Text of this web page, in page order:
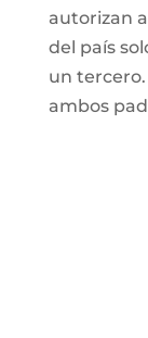
autorizan
del país
un
ambos